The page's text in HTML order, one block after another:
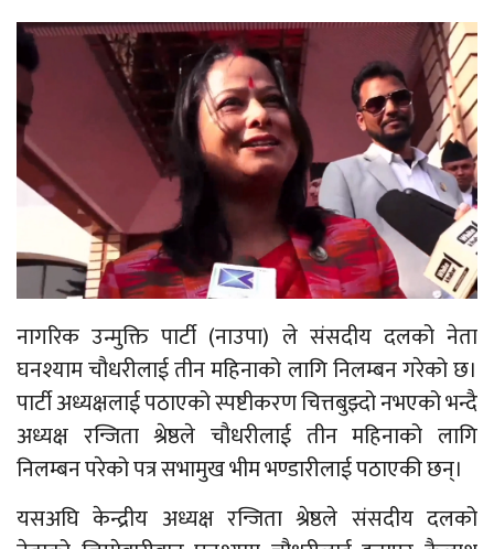
नागरिक उन्मुक्ति पार्टी (नाउपा) ले संसदीय दलको नेता
घनश्याम चौधरीलाई तीन महिनाको लागि निलम्बन गरेको छ।
पार्टी अध्यक्षलाई पठाएको स्पष्टीकरण चित्तबुझ्दो नभएको भन्दै
अध्यक्ष रन्जिता श्रेष्ठले चौधरीलाई तीन महिनाको लागि
निलम्बन परेको पत्र सभामुख भीम भण्डारीलाई पठाएकी छन्।
यसअघि केन्द्रीय अध्यक्ष रन्जिता श्रेष्ठले संसदीय दलको